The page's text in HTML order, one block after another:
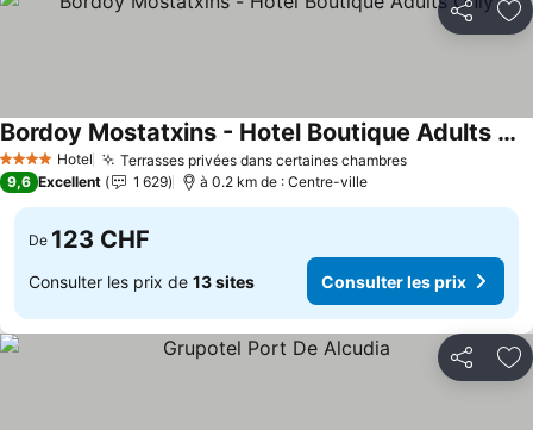
Partager
4 Étoiles Hotel Terrasses privées dans certaines chambres
Bordoy Mostatxins - Hotel Boutique Adults Only
9,6 Excellent 1 629 à 0.2 km de : Centre-ville
De 123 CHF
Consulter les prix de 13 sites Consulter les prix
Partager